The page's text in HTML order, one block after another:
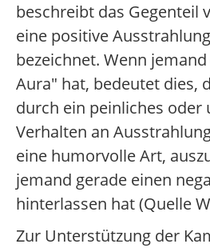
beschreibt das Gegenteil
eine positive
bezeichnet. Wenn
Aura" hat, bedeutet dies,
durch ein peinliches oder
Verhalten an
eine humorvolle Art,
jemand gerade einen
hinterlassen hat (Quelle
Zur Unterstützung der